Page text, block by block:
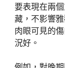
要表現在兩
藏，不影響
肉眼可見的
況好。